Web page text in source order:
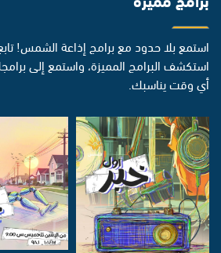
استمع بلا حدود مع برامج إذاعة الشمس!
استكشف البرامج المميزة، واستمع إلى
أي وقت يناسبك.